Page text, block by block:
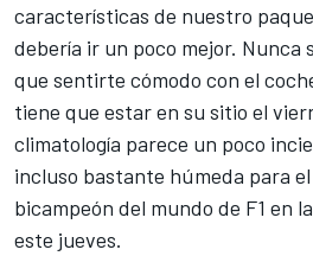
características de nuestro
debería ir un poco mejor. Nunca
que sentirte cómodo con el
tiene que estar en su sitio el
climatología parece un poco
incluso bastante húmeda para
bicampeón del mundo de F1 en
este jueves.